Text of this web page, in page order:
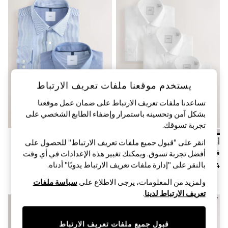
Sandals & Sliders
Jumpsuits & Playsuits
Shorts & Skirts
Sun Safe
Sun Hats & Caps
Sunglasses
Women's Holiday Shop
Women's Travel Styles
Occasionwear
Linen Collection
Tops & T-Shirts
Cover Ups & Kaftans
Sandals
Swimwear
Jumpsuits & Playsuits
Beachwear
Skirts
Trousers
Sunglasses
Sun Hats & Caps
Resort Styles
Boys' Travel Styles
أبيض - تلبيس ضيق - حزمة من 3
قمصان أكسفورد أنيقة بأساور فردية
سهلة العناية
أزرق بارز الملمس/أزرق مخطّط -
تلبيس قياسي - حزمة من 2 قميص
سهل الغسل بكم طويل وتصميم أنيق
يستخدم موقعنا ملفات تعريف الارتباط
تساعدنا ملفات تعريف الارتباط على ضمان عمل موقعنا
بشكل آمن وتحسينه باستمرار وإضفاء الطابع الشخصي على
تجربة تسوقك.‏
انقر على "قبول جميع ملفات تعريف الارتباط" للحصول على
أفضل تجربة تسوق. ويمكنك تغيير هذه الإعدادات في أي وقت
بالنقر على "إدارة ملفات تعريف الارتباط يدويًا" أدناه.
ولمزيد من المعلومات، يرجى الاطلاع على سياسة ملفات
تعريف الارتباط لدينا.
قبول جميع ملفات تعريف الارتباط